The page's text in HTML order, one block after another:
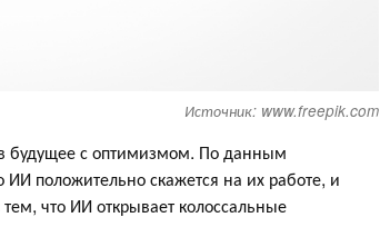
Источник: www.freepik.com
будущее с оптимизмом. По данным
положительно скажется на их работе, и
что ИИ открывает колоссальные